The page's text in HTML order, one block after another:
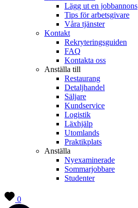
Lägg ut en jobbannons
Tips för arbetsgivare
Våra tjänster
Kontakt
Rekryteringsguiden
FAQ
Kontakta oss
Anställa till
Restaurang
Detaljhandel
Säljare
Kundservice
Logistik
Läxhjälp
Utomlands
Praktikplats
Anställa
Nyexaminerade
Sommarjobbare
Studenter
0